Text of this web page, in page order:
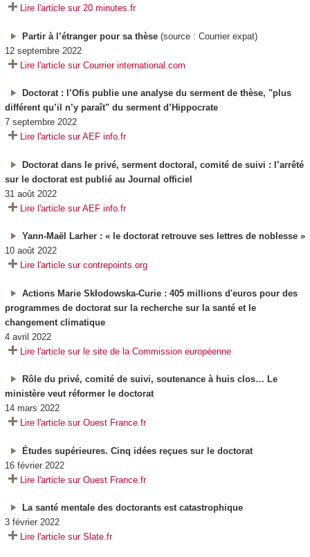
Lire l'article sur 20 minutes.fr
Partir à l’étranger pour sa thèse(source : Courrier expat)
12 septembre 2022
Lire l'article sur Courrier international.com
Doctorat : l’Ofis publie une analyse du serment de thèse, "plus
différent qu’il n’y paraît" du serment d’Hippocrate
7 septembre 2022
Lire l'article sur AEF info.fr
Doctorat dans le privé, serment doctoral, comité de suivi : l’arrêté
sur le doctorat est publié au Journal officiel
31 août 2022
Lire l'article sur AEF info.fr
Yann-Maël Larher : « le doctorat retrouve ses lettres de noblesse »
10 août 2022
Lire l'article sur contrepoints.org
Actions Marie Skłodowska-Curie : 405 millions d'euros pour des
programmes de doctorat sur la recherche sur la santé et le
changement climatique
4 avril 2022
Lire l'article sur le site de la Commission européenne
Rôle du privé, comité de suivi, soutenance à huis clos… Le
ministère veut réformer le doctorat
14 mars 2022
Lire l'article sur Ouest France.fr
Études supérieures. Cinq idées reçues sur le doctorat
16 février 2022
Lire l'article sur Ouest France.fr
La santé mentale des doctorants est catastrophique
3 février 2022
Lire l'article sur Slate.fr